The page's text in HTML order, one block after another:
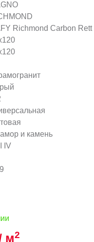
Richmond Carbon Rett
и камень
IV
м2